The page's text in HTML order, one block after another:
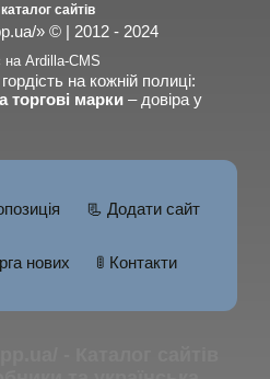
сайтів
» © | 2012 - 2024
на Ardilla-CMS
на кожній полиці:
торгові марки – довіра у
📃 Додати сайт
нових 🚦 Контакти